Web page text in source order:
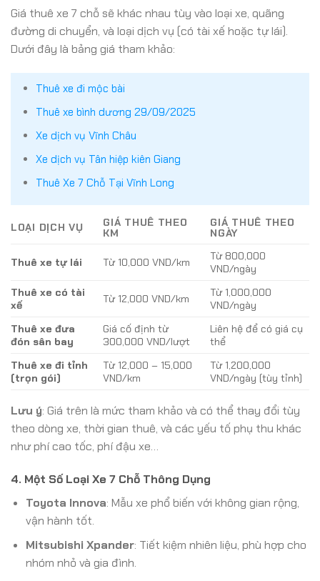
Giá thuê xe 7 chỗ sẽ khác nhau tùy vào loại xe, quãng
đường di chuyển, và loại dịch vụ (có tài xế hoặc tự lái).
Dưới đây là bảng giá tham khảo:
Thuê xe đi mộc bài
Thuê xe bình dương 29/09/2025
Xe dịch vụ Vĩnh Châu
Xe dịch vụ Tân hiệp kiên Giang
Thuê Xe 7 Chỗ Tại Vĩnh Long
LOẠI DỊCH VỤ
GIÁ THUÊ THEO
KM
GIÁ THUÊ THEO
NGÀY
Thuê xe tự lái Từ 10,000 VND/km
Từ 800,000
VND/ngày
Thuê xe có tài
xế
Từ 12,000 VND/km
Từ 1,000,000
VND/ngày
Thuê xe đưa
đón sân bay
Giá cố định từ
300,000 VND/lượt
Liên hệ để có giá cụ
thể
Thuê xe đi tỉnh
(trọn gói)
Từ 12,000 – 15,000
VND/km
Từ 1,200,000
VND/ngày (tùy tỉnh)
Lưu ý: Giá trên là mức tham khảo và có thể thay đổi tùy
theo dòng xe, thời gian thuê, và các yếu tố phụ thu khác
như phí cao tốc, phí đậu xe…
4. Một Số Loại Xe 7 Chỗ Thông Dụng
Toyota Innova: Mẫu xe phổ biến với không gian rộng,
vận hành tốt.
Mitsubishi Xpander: Tiết kiệm nhiên liệu, phù hợp cho
nhóm nhỏ và gia đình.